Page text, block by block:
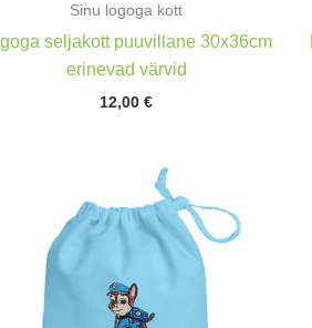
Sinu logoga kott
seljakott puuvillane 30x36cm
erinevad värvid
12,00€